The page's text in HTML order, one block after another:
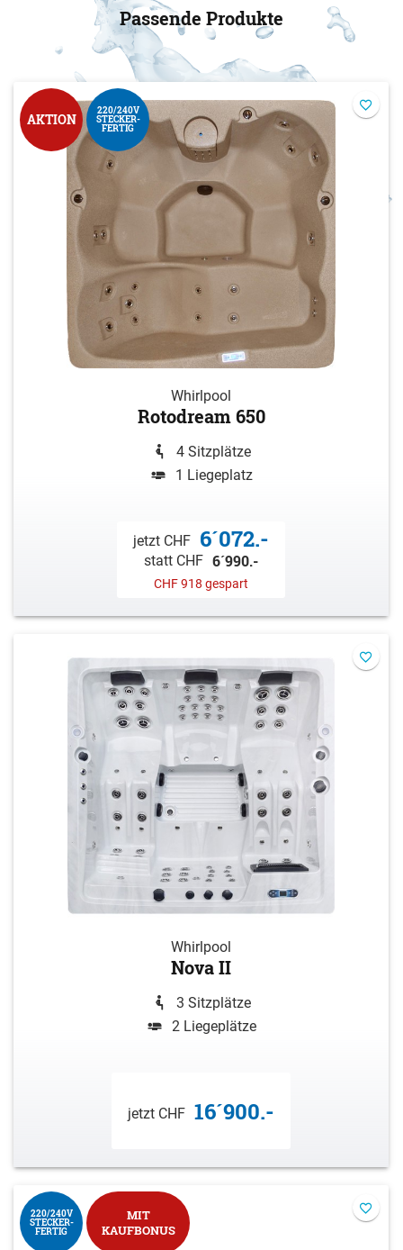
Passende Produkte
AKTION
220/240V
STECKER-
FERTIG
Whirlpool
Rotodream 650
4 Sitzplätze
1 Liegeplatz
jetzt CHF 6´072.-
statt CHF 6´990.-
CHF 918 gespart
Whirlpool
Nova II
3 Sitzplätze
2 Liegeplätze
jetzt CHF 16´900.-
220/240V
STECKER-
FERTIG
MIT
KAUFBONUS